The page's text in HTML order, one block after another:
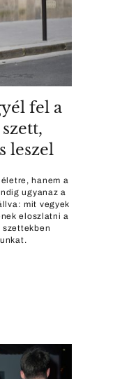
fel a
leszel
hanem a
ugyanaz a
mit vegyek
eloszlatni a
szettekben